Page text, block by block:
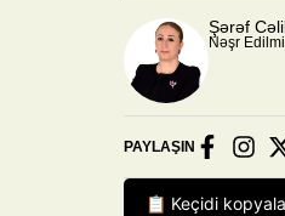
Şərəf
Nəşr
PAYLAŞIN
📋 Keçidi kopyala